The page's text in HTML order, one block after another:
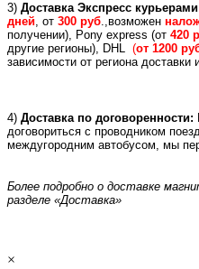
3) Доставка Экспресс
дней, от 300 руб.,возможен
получении), Pony express (от 420
другие регионы), DHL (от 1200
зависимости от региона доставки
4) Доставка по договоренности:
договориться с проводником
междугородним автобусом, мы
Более подробно о доставке
разделе «Доставка»
×